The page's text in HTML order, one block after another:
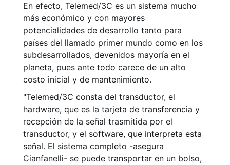
En efecto, Telemed/3C es un sistema mucho
más económico y con mayores
potencialidades de desarrollo tanto para
países del llamado primer mundo como en los
subdesarrollados, devenidos mayoría en el
planeta, pues ante todo carece de un alto
costo inicial y de mantenimiento.
"Telemed/3C consta del transductor, el
hardware, que es la tarjeta de transferencia y
recepción de la señal trasmitida por el
transductor, y el software, que interpreta esta
señal. El sistema completo -asegura
Cianfanelli- se puede transportar en un bolso,